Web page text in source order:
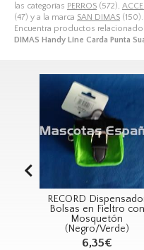
las categorías PERROS (572),
(47) y a la marca SAN DIMAS (150).
Encuentra productos
DIMAS Handy Line Carda Punta
RECORD
Bolsas en Fieltro con
Mosquetón
(Negro/Verde)
6,35€